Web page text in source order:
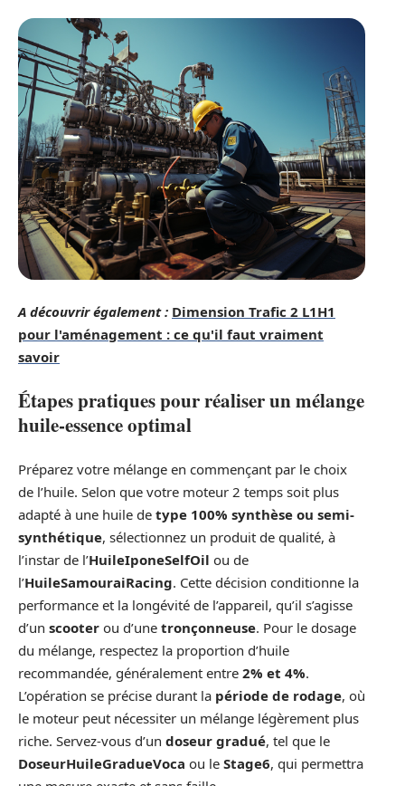
A découvrir également : Dimension Trafic 2 L1H1
pour l'aménagement : ce qu'il faut vraiment
savoir
Étapes pratiques pour réaliser un mélange
huile-essence optimal
Préparez votre mélange en commençant par le choix
de l’huile. Selon que votre moteur 2 temps soit plus
adapté à une huile de type 100% synthèse ou semi-
synthétique, sélectionnez un produit de qualité, à
l’instar de l’HuileIponeSelfOil ou de
l’HuileSamouraiRacing. Cette décision conditionne la
performance et la longévité de l’appareil, qu’il s’agisse
d’un scooter ou d’une tronçonneuse. Pour le dosage
du mélange, respectez la proportion d’huile
recommandée, généralement entre 2% et 4%.
L’opération se précise durant la période de rodage, où
le moteur peut nécessiter un mélange légèrement plus
riche. Servez-vous d’un doseur gradué, tel que le
DoseurHuileGradueVoca ou le Stage6, qui permettra